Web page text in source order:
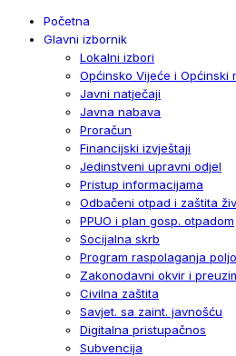
Početna
Glavni izbornik
Lokalni izbori
Općinsko Vijeće i Općinski
Javni natječaji
Javna nabava
Proračun
Financijski izvještaji
Jedinstveni upravni odjel
Pristup informacijama
Odbačeni otpad i zaštita
PPUO i plan gosp. otpadom
Socijalna skrb
Program raspolaganja
Zakonodavni okvir i
Civilna zaštita
Savjet. sa zaint. javnošću
Digitalna pristupačnos
Subvencija